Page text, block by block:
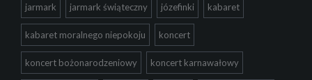
jarmark jarmark świąteczny józefinki kabaret
kabaret moralnego niepokoju koncert
koncert bożonarodzeniowy koncert karnawałowy